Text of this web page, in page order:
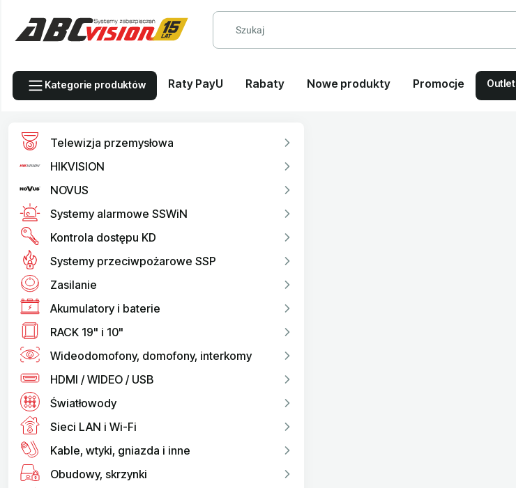
Kategorie produktów Raty PayU Rabaty Nowe produkty Promocje Outlet
Telewizja przemysłowa
HIKVISION
NOVUS
Systemy alarmowe SSWiN
Kontrola dostępu KD
Systemy przeciwpożarowe SSP
Zasilanie
Akumulatory i baterie
RACK 19" i 10"
Wideodomofony, domofony, interkomy
HDMI / WIDEO / USB
Światłowody
Sieci LAN i Wi-Fi
Kable, wtyki, gniazda i inne
Obudowy, skrzynki